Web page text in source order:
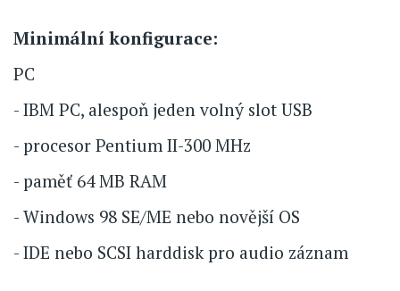
Minimální konfigurace:
PC
- IBM PC, alespoň jeden volný slot USB
- procesor Pentium II-300 MHz
- paměť 64 MB RAM
- Windows 98 SE/ME nebo novější OS
- IDE nebo SCSI harddisk pro audio záznam